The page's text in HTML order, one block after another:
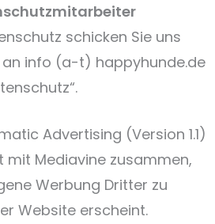
schicken Sie uns
info (a-t) happyhunde.de
Advertising (Version 1.1)
mit Mediavine zusammen,
Werbung Dritter zu
Website erscheint.